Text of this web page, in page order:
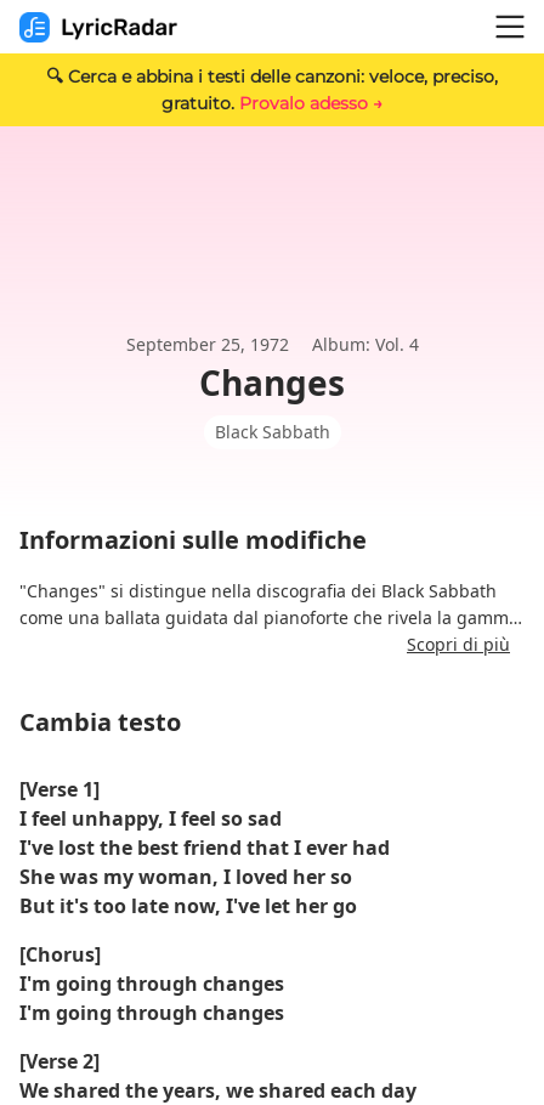
🔍 Cerca e abbina i testi delle canzoni: veloce, preciso,
gratuito. Provalo adesso →
September 25, 1972 Album: Vol. 4
Changes
Black Sabbath
Informazioni sulle modifiche
"Changes" si distingue nella discografia dei Black Sabbath
come una ballata guidata dal pianoforte che rivela la gamma
dopo una perdita.
La sua semplicità e vulnerabilità segnano un netto contrasto
con il loro solito sound heavy metal.
Scopri di più
Cambia testo
[Verse 1]
I feel unhappy, I feel so sad
I've lost the best friend that I ever had
She was my woman, I loved her so
But it's too late now, I've let her go
[Chorus]
I'm going through changes
I'm going through changes
[Verse 2]
We shared the years, we shared each day